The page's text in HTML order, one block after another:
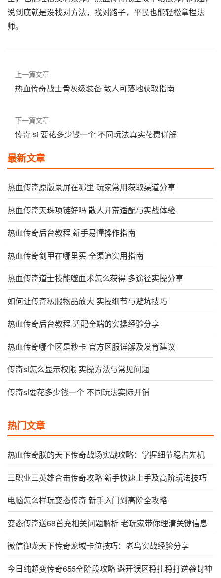
说到底就是没找对方法，找对路子，平民也能轻松拿捏法
师。
上一篇文章
热血传奇战士骨灰级装备 散人可落地获取指南
下一篇文章
传奇 sf 要花多少钱一个 不同玩法真实花费详解
最新文章
热血传奇原版录屏在哪里 玩家常用获取渠道分享
热血传奇天珠项链好吗 散人开荒适配与实战体验
热血传奇后台教程 新手易懂操作指南
热血传奇剑甲在哪里买 全渠道实用指南
热血传奇道士技能噬血术怎么获得 多途径实操分享
如何让传奇私服物品放大 实操细节与避坑技巧
热血传奇后台教程 适配全端的实操经验分享
热血传奇哪个区是秒卡 官方区服详解及发育建议
传奇sf怎么显示权限 实操方法与常见问题
传奇sf要花多少钱一个 不同玩法实际开销
热门文章
热血传奇朕的天下传奇战场实战攻略：掌握细节稳占先机
三职业三英雄合击传奇攻略 新手快速上手及高阶玩法技巧
电脑怎么样玩变态传奇 新手入门到高阶全攻略
变态传奇送68首充相关问题解析 老玩家带你理清关键信息
微信御龙天下传奇龙域卡位技巧：老鸟实战经验分享
今日纯超变传奇655全阶段攻略 避开误区稳扎稳打逆袭封神